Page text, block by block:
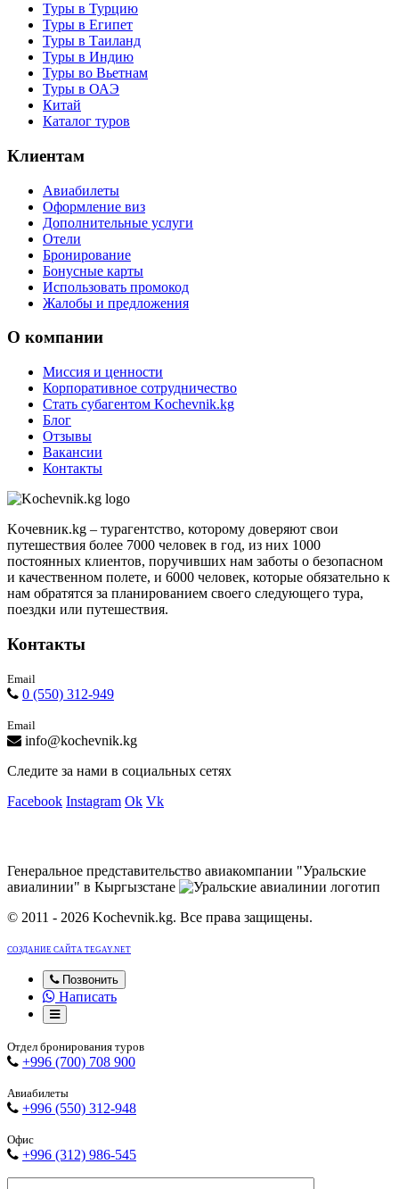
Туры в Турцию
Туры в Египет
Туры в Таиланд
Туры в Индию
Туры во Вьетнам
Туры в ОАЭ
Китай
Каталог туров
Клиентам
Авиабилеты
Оформление виз
Дополнительные услуги
Отели
Бронирование
Бонусные карты
Использовать промокод
Жалобы и предложения
О компании
Миссия и ценности
Корпоративное сотрудничество
Стать субагентом Kochevnik.kg
Блог
Отзывы
Вакансии
Контакты
Kочевник.kg – турагентство, которому доверяют свои
путешествия более 7000 человек в год, из них 1000
постоянных клиентов, поручивших нам заботы о безопасном
и качественном полете, и 6000 человек, которые обязательно к
нам обратятся за планированием своего следующего тура,
поездки или путешествия.
Контакты
Email
0 (550) 312-949
Email
info@kochevnik.kg
Следите за нами в социальных сетях
Facebook Instagram Ok Vk
Генеральное представительство авиакомпании "Уральские
авиалинии" в Кыргызстане
© 2011 - 2026 Kochevnik.kg. Все права защищены.
СОЗДАНИЕ САЙТА TEGAY.NET
Позвонить
Написать
Отдел бронирования туров
+996 (700) 708 900
Авиабилеты
+996 (550) 312-948
Офис
+996 (312) 986-545